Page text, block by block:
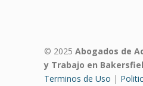
© 2025 Abogados de
y Trabajo en
Terminos de Uso |